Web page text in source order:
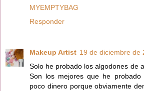
MYEMPTYBAG
Responder
Makeup Artist 19 de diciembre de
Solo he probado los algodones de
Son los mejores que he
poco dinero porque obviamente